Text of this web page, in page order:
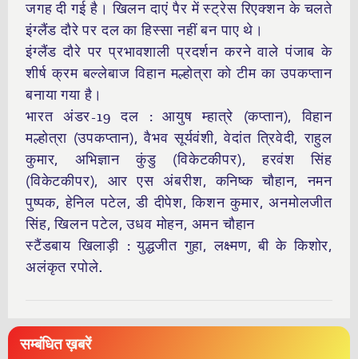
जगह दी गई है। खिलन दाएं पैर में स्ट्रेस रिएक्शन के चलते
इंग्लैंड दौरे पर दल का हिस्सा नहीं बन पाए थे।
इंग्लैंड दौरे पर प्रभावशाली प्रदर्शन करने वाले पंजाब के
शीर्ष क्रम बल्लेबाज विहान मल्होत्रा को टीम का उपकप्तान
बनाया गया है।
भारत अंडर-19 दल : आयुष म्हात्रे (कप्तान), विहान
मल्होत्रा (उपकप्तान), वैभव सूर्यवंशी, वेदांत त्रिवेदी, राहुल
कुमार, अभिज्ञान कुंडु (विकेटकीपर), हरवंश सिंह
(विकेटकीपर), आर एस अंबरीश, कनिष्क चौहान, नमन
पुष्पक, हेनिल पटेल, डी दीपेश, किशन कुमार, अनमोलजीत
सिंह, खिलन पटेल, उधव मोहन, अमन चौहान
स्टैंडबाय खिलाड़ी : युद्धजीत गुहा, लक्ष्मण, बी के किशोर,
अलंकृत रपोले.
सम्बंधित ख़बरें